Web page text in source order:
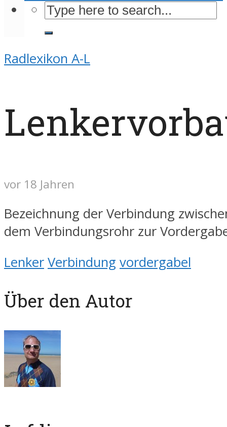
Radlexikon A-L
vor 18 Jahren
Bezeichnung der Verbindung
dem Verbindungsrohr zur
Lenker Verbindung vordergabel
Über den Autor